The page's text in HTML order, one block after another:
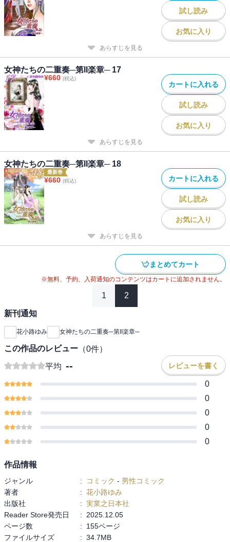
試し読み
お気に入り
あらすじを見る
女神たちの二重奏─第II楽章─ 17
¥660 (税込)
カートに入れる
試し読み
お気に入り
あらすじを見る
女神たちの二重奏─第II楽章─ 18
最新巻
¥660 (税込) カートに入れる
試し読み
お気に入り
あらすじを見る
まとめてカート
※無料、予約、入荷通知のコンテンツはカートに追加されません。
1 2
新刊通知
花小路ゆみ 女神たちの二重奏─第II楽章─
この作品のレビュー （0件）
平均 -- レビューを書く
0
0
0
0
0
作品情報
ジャンル : コミック - 男性コミック
著者
: 花小路ゆみ
出版社
: 実業之日本社
Reader Store発売日
:
2025.12.05
ページ数
:
155ページ
ファイルサイズ
: 34.7MB